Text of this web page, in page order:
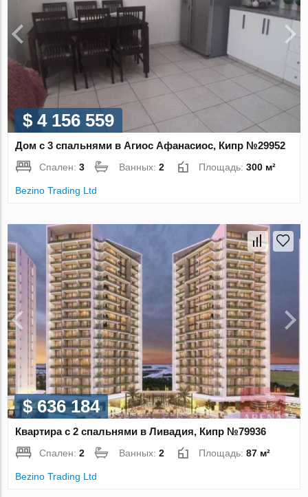
$ 4 156 559
Дом с 3 спальнями в Агиос Афанасиос, Кипр №29952
Спален:3 Ванных:2 Площадь:300 м²
Bezino Trading Ltd
$ 636 184
Квартира с 2 спальнями в Ливадия, Кипр №79936
Спален:2 Ванных:2 Площадь:87 м²
Bezino Trading Ltd